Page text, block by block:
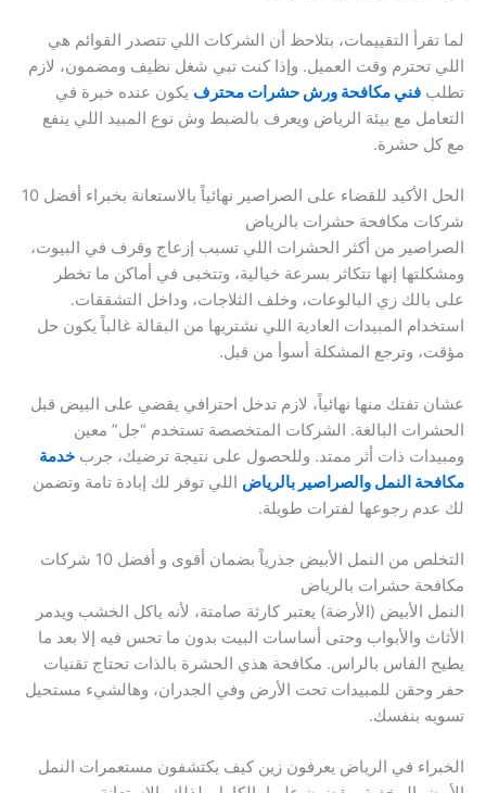
لما تقرأ التقييمات، بتلاحظ أن الشركات اللي تتصدر القوائم هي
اللي تحترم وقت العميل. وإذا كنت تبي شغل نظيف ومضمون، لازم
تطلب فني مكافحة ورش حشرات محترف يكون عنده خبرة في
التعامل مع بيئة الرياض ويعرف بالضبط وش نوع المبيد اللي ينفع
مع كل حشرة.
الحل الأكيد للقضاء على الصراصير نهائياً بالاستعانة بخبراء أفضل 10
شركات مكافحة حشرات بالرياض
الصراصير من أكثر الحشرات اللي تسبب إزعاج وقرف في البيوت،
ومشكلتها إنها تتكاثر بسرعة خيالية، وتتخبى في أماكن ما تخطر
على بالك زي البالوعات، وخلف الثلاجات، وداخل التشققات.
استخدام المبيدات العادية اللي نشتريها من البقالة غالباً يكون حل
مؤقت، وترجع المشكلة أسوأ من قبل.
عشان تفتك منها نهائياً، لازم تدخل احترافي يقضي على البيض قبل
الحشرات البالغة. الشركات المتخصصة تستخدم “جل” معين
ومبيدات ذات أثر ممتد. وللحصول على نتيجة ترضيك، جرب خدمة
مكافحة النمل والصراصير بالرياض اللي توفر لك إبادة تامة وتضمن
لك عدم رجوعها لفترات طويلة.
التخلص من النمل الأبيض جذرياً بضمان أقوى و أفضل 10 شركات
مكافحة حشرات بالرياض
النمل الأبيض (الأرضة) يعتبر كارثة صامتة، لأنه ياكل الخشب ويدمر
الأثاث والأبواب وحتى أساسات البيت بدون ما تحس فيه إلا بعد ما
يطيح الفاس بالراس. مكافحة هذي الحشرة بالذات تحتاج تقنيات
حفر وحقن للمبيدات تحت الأرض وفي الجدران، وهالشيء مستحيل
تسويه بنفسك.
الخبراء في الرياض يعرفون زين كيف يكتشفون مستعمرات النمل